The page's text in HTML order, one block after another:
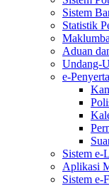
Sistem
Statistik
Aduan
Undang-
e-
Sistem e-
Aplikasi
Sistem e-